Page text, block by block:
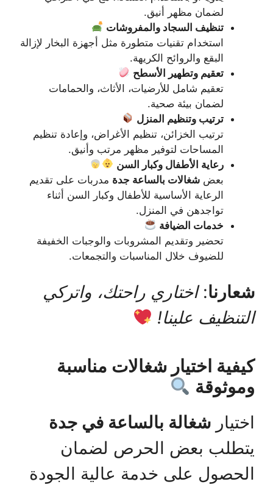
لضمان مظهر أنيق.
تنظيف السجاد والمفروشات
استخدام تقنيات متطورة مثل أجهزة البخار لإزالة
البقع والروائح الكريهة.
تعقيم وتطهير الأسطح
تعقيم شامل للأرضيات، الأثاث، والحمامات
لضمان بيئة صحية.
ترتيب وتنظيم المنزل
ترتيب الخزائن، تنظيم الأغراض، وإعادة تنظيم
المساحات لتوفير مظهر مرتب وأنيق.
رعاية الأطفال وكبار السن
بعض شغالات بالساعة جدة مدربات على تقديم
الرعاية الأساسية للأطفال وكبار السن أثناء
تواجدهن في المنزل.
خدمات الضيافة
تحضير وتقديم المشروبات والوجبات الخفيفة
للضيوف خلال المناسبات والتجمعات.
شعارنا:اختاري راحتك، واتركي
التنظيف علينا!
كيفية اختيار شغالات مناسبة
وموثوقة
اختيار شغالة بالساعة في جدة
يتطلب بعض الحرص لضمان
الحصول على خدمة عالية الجودة